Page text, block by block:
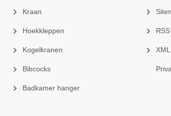
Kraan
Hoekkleppen
Kogelkranen
Bibcocks
Badkamer hanger
RSS
XML